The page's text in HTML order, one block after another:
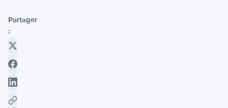
Partager
: